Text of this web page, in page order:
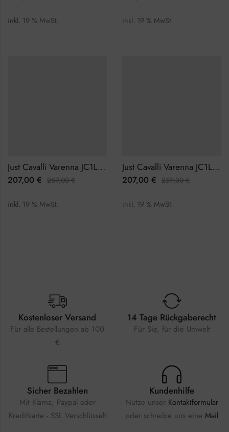
inkl. 19 % MwSt. inkl. 19 % MwSt.
Just Cavalli Varenna JC1L273M0085 Damenuhr
207,00 € 259,00€
inkl. 19 % MwSt.
Just Cavalli Varenna JC1L273M0095 Damenuhr
207,00 € 259,00€
inkl. 19 % MwSt.
Kostenloser Versand
Für alle Bestellungen ab 100
€
14 Tage Rückgaberecht
Für Sie, für die Umwelt
Sicher Bezahlen
Mit Klarna, Paypal oder
Kreditkarte - SSL Verschlüsselt
Kundenhilfe
Nutze unser Kontaktformular
oder schreibe uns eine Mail